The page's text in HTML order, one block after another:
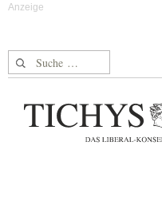
Suche nach: